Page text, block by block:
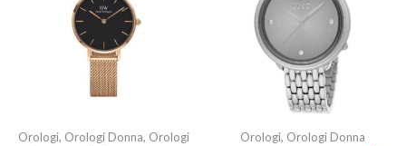
Orologi, Orologi Donna, Orologi
Orologi, Orologi Donna